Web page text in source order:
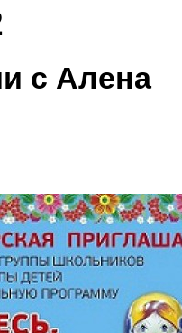
с Алена